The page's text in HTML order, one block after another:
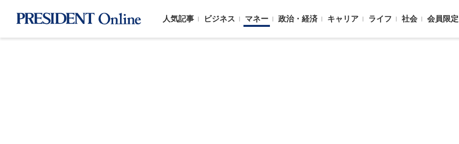
人気記事 ビジネス マネー 政治・経済 キャリア ライフ 社会 会員限定